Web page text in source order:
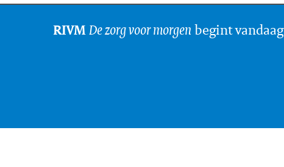
RIVMDe zorg voor morgen begint vandaag